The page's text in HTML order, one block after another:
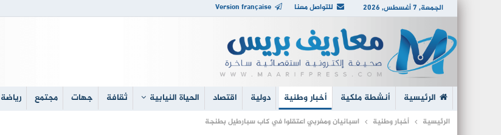
الجمعة, 7 أغسطس, 2026 للتواصل معنا Version française
الرئيسية أنشطة ملكية أخبار وطنية دولية اقتصاد الحياة النيابية ثقافة جهات مجتمع رياضة
الرئيسية أخبار وطنية اسبانيان ومغربي اعتقلوا في كاب سبارطيل بطنجة